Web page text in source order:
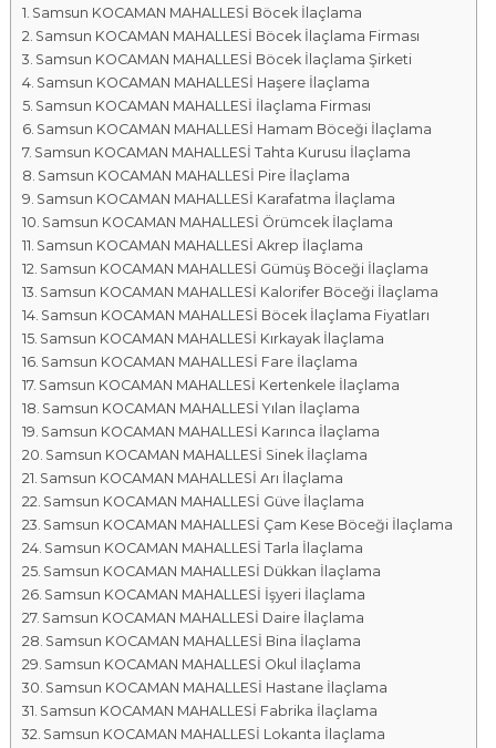
a
l
a
r
ı
Samsun KOCAMAN MAHALLESİ Böcek İlaçlama
Samsun KOCAMAN MAHALLESİ Böcek İlaçlama Firması
Samsun KOCAMAN MAHALLESİ Böcek İlaçlama Şirketi
Samsun KOCAMAN MAHALLESİ Haşere İlaçlama
Samsun KOCAMAN MAHALLESİ İlaçlama Firması
Samsun KOCAMAN MAHALLESİ Hamam Böceği İlaçlama
Samsun KOCAMAN MAHALLESİ Tahta Kurusu İlaçlama
Samsun KOCAMAN MAHALLESİ Pire İlaçlama
Samsun KOCAMAN MAHALLESİ Karafatma İlaçlama
Samsun KOCAMAN MAHALLESİ Örümcek İlaçlama
Samsun KOCAMAN MAHALLESİ Akrep İlaçlama
Samsun KOCAMAN MAHALLESİ Gümüş Böceği İlaçlama
Samsun KOCAMAN MAHALLESİ Kalorifer Böceği İlaçlama
Samsun KOCAMAN MAHALLESİ Böcek İlaçlama Fiyatları
Samsun KOCAMAN MAHALLESİ Kırkayak İlaçlama
Samsun KOCAMAN MAHALLESİ Fare İlaçlama
Samsun KOCAMAN MAHALLESİ Kertenkele İlaçlama
Samsun KOCAMAN MAHALLESİ Yılan İlaçlama
Samsun KOCAMAN MAHALLESİ Karınca İlaçlama
Samsun KOCAMAN MAHALLESİ Sinek İlaçlama
Samsun KOCAMAN MAHALLESİ Arı İlaçlama
Samsun KOCAMAN MAHALLESİ Güve İlaçlama
Samsun KOCAMAN MAHALLESİ Çam Kese Böceği İlaçlama
Samsun KOCAMAN MAHALLESİ Tarla İlaçlama
Samsun KOCAMAN MAHALLESİ Dükkan İlaçlama
Samsun KOCAMAN MAHALLESİ İşyeri İlaçlama
Samsun KOCAMAN MAHALLESİ Daire İlaçlama
Samsun KOCAMAN MAHALLESİ Bina İlaçlama
Samsun KOCAMAN MAHALLESİ Okul İlaçlama
Samsun KOCAMAN MAHALLESİ Hastane İlaçlama
Samsun KOCAMAN MAHALLESİ Fabrika İlaçlama
Samsun KOCAMAN MAHALLESİ Lokanta İlaçlama